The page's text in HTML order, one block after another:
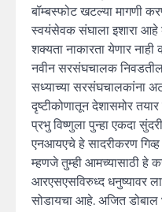
बॉम्बस्फोट खटल्या मागणी
स्वयंसेवक संघाला इशारा आहे
शक्यता नाकारता येणार
नवीन सरसंघचालक
सध्याच्या सरसंघचालकांना
दृष्टीकोणातून देशासमोर
प्रभु विष्णुला पुन्हा एकदा
एनआयएचे हे सादरीकरण
म्हणजे तुम्ही आमच्यासाठी हे
आरएसएसविरुध्द धनुष्यावर
सोडायचा आहे. अजित डोबाल